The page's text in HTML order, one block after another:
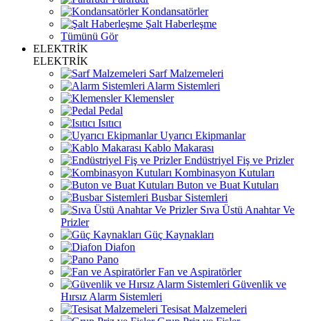
Kondansatörler
Şalt Haberleşme
Tümünü Gör
ELEKTRİK
ELEKTRİK
Sarf Malzemeleri
Alarm Sistemleri
Klemensler
Pedal
Isıtıcı
Uyarıcı Ekipmanlar
Kablo Makarası
Endüstriyel Fiş ve Prizler
Kombinasyon Kutuları
Buton ve Buat Kutuları
Busbar Sistemleri
Sıva Üstü Anahtar Ve
Prizler
Güç Kaynakları
Diafon
Pano
Fan ve Aspiratörler
Güvenlik ve
Hırsız Alarm Sistemleri
Tesisat Malzemeleri